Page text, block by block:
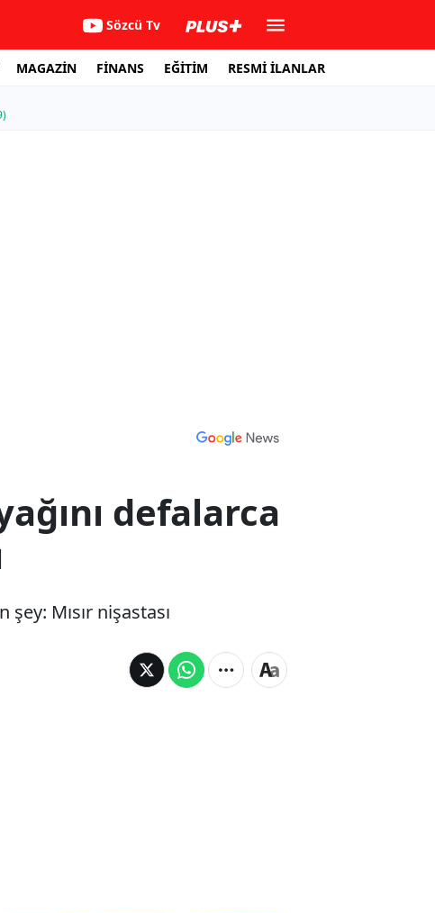
Sözcü Tv
MAGAZİN FİNANS EĞİTİM RESMİ İLANLAR
defalarca
Mısır nişastası